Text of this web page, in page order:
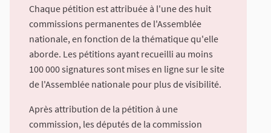
Chaque pétition est attribuée à l'une des huit
commissions permanentes de l'Assemblée
nationale, en fonction de la thématique qu'elle
aborde. Les pétitions ayant recueilli au moins
100 000 signatures sont mises en ligne sur le site
de l'Assemblée nationale pour plus de visibilité.
Après attribution de la pétition à une
commission, les députés de la commission